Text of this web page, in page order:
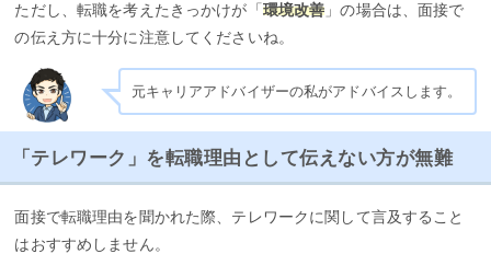
ただし、転職を考えたきっかけが「 環境改善 」の場合は、面接で
の伝え方に十分に注意してくださいね。
元キャリアアドバイザーの私がアドバイスします。
「テレワーク」を転職理由として伝えない方が無難
面接で転職理由を聞かれた際、テレワークに関して言及すること
はおすすめしません。